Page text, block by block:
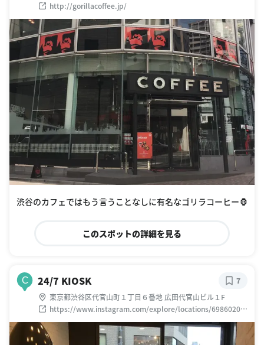
http://gorillacoffee.jp/
渋谷のカフェではもう言うことなしに有名なゴリラコーヒー🦍
このスポットの詳細を見る
C 24/7 KIOSK
東京都渋谷区代官山町１丁目６番地 広田代官山ビル１F
https://www.instagram.com/explore/locations/69860202
7183461
7